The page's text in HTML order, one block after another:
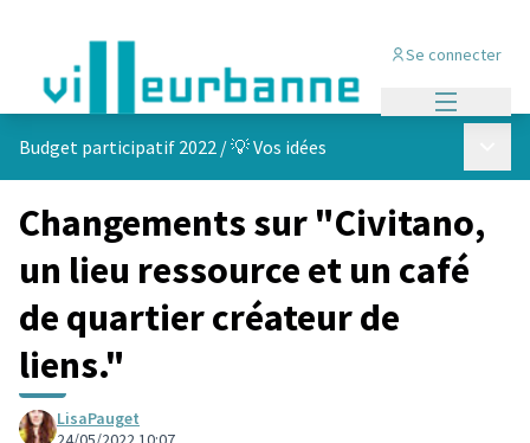
Se connecter
Budget participatif 2022 /💡 Vos idées
Changements sur "Civitano,
un lieu ressource et un café
de quartier créateur de
liens."
LisaPauget